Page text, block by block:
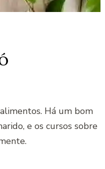
Há um bom
e os cursos sobre